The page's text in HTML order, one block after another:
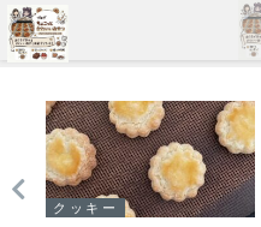
クッキー
メニュー